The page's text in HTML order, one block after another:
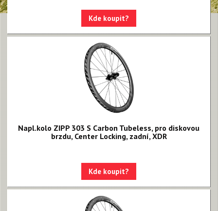
Kde koupit?
Napl.kolo ZIPP 303 S Carbon Tubeless, pro diskovou
brzdu, Center Locking, zadní, XDR
Kde koupit?